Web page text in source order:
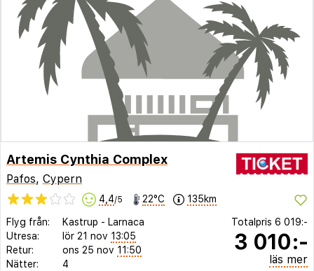
Artemis Cynthia Complex
Pafos, Cypern
4,4/5 22°C 135km
Flyg från: Kastrup - Larnaca
Utresa:
lör 21 nov 13:05
Retur:
ons 25 nov 11:50
Nätter:
4
Totalpris 6 019:-
3 010:-
läs mer